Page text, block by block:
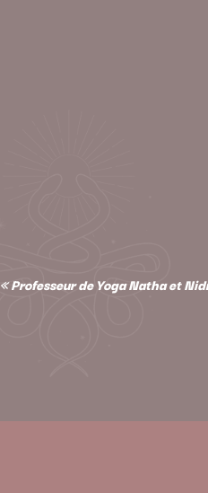
« Professeur de Yoga Natha et